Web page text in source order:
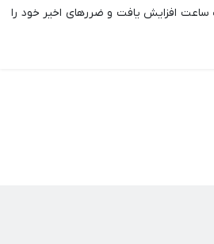
یک ساعت افزایش یافت و ضررهای اخیر خود را